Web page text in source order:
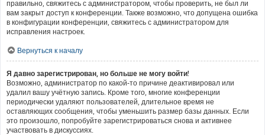
правильно, свяжитесь с администратором, чтобы проверить, не был ли
вам закрыт доступ к конференции. Также возможно, что допущена ошибка
в конфигурации конференции, свяжитесь с администратором для
исправления настроек.
Вернуться к началу
Я давно зарегистрирован, но больше не могу войти!
Возможно, администратор по какой-то причине деактивировал или
удалил вашу учётную запись. Кроме того, многие конференции
периодически удаляют пользователей, длительное время не
оставляющих сообщения, чтобы уменьшить размер базы данных. Если
это произошло, попробуйте зарегистрироваться снова и активнее
участвовать в дискуссиях.